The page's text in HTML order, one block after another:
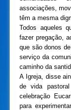
associações,
têm a mesma
Todos aqueles
fazer pregação,
que são donos
serviço da
caminho da
A Igreja, disse
de vida
celebração
para